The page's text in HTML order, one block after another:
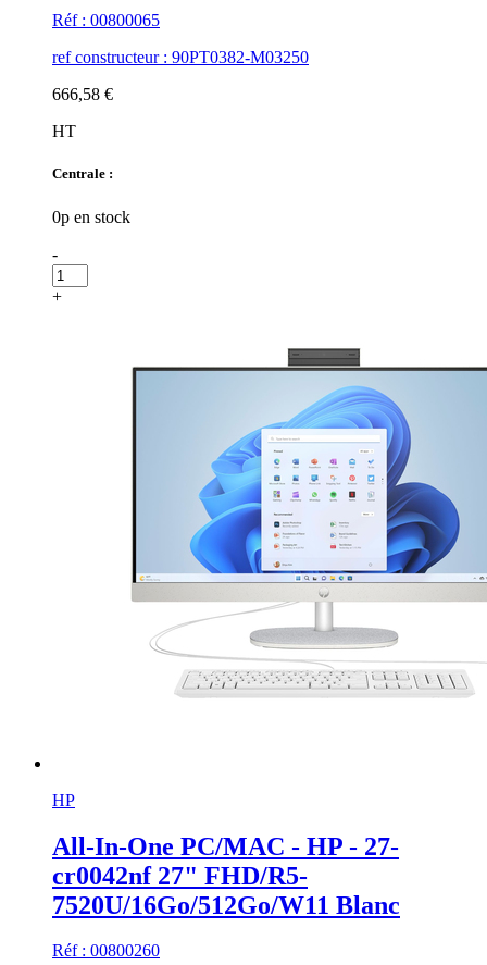
Réf : 00800065
ref constructeur : 90PT0382-M03250
666,58 €
HT
Centrale :
0p en stock
-
+
HP
All-In-One PC/MAC - HP - 27-
cr0042nf 27" FHD/R5-
7520U/16Go/512Go/W11 Blanc
Réf : 00800260